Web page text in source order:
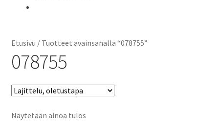
Etusivu / Tuotteet avainsanalla “078755”
078755
Näytetään ainoa tulos